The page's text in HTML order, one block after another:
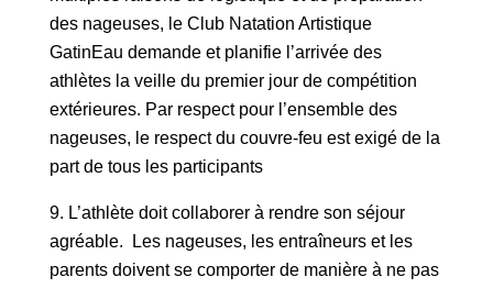
des nageuses, le Club Natation Artistique
GatinEau demande et planifie l’arrivée des
athlètes la veille du premier jour de compétition
extérieures. Par respect pour l’ensemble des
nageuses, le respect du couvre-feu est exigé de la
part de tous les participants
L’athlète doit collaborer à rendre son séjour
agréable. Les nageuses, les entraîneurs et les
parents doivent se comporter de manière à ne pas